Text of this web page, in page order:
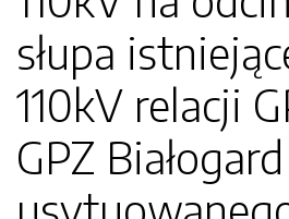
słupa
110kV relacji
GPZ Białogard